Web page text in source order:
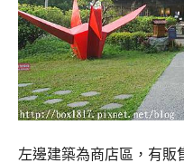
左邊建築為商店區，有販